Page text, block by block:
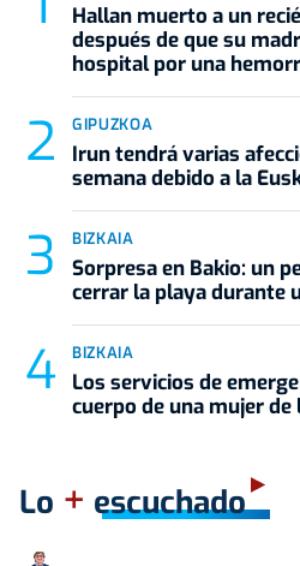
Hallan muerto a un
después de que su
hospital por una
GIPUZKOA
Irun tendrá varias
semana debido a la
BIZKAIA
Sorpresa en Bakio: un
cerrar la playa durante
BIZKAIA
Los servicios de
cuerpo de una mujer de
Lo + escuchado